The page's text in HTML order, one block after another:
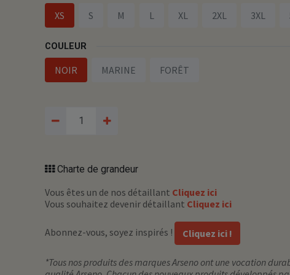
XS S M L XL 2XL 3XL
COULEUR
NOIR MARINE FORÊT
Charte de grandeur
Vous êtes un de nos détaillant Cliquez ici
Vous souhaitez devenir détaillant Cliquez ici
Abonnez-vous, soyez inspirés ! Cliquez ici !
*Tous nos produits des marques Arseno ont une vocation